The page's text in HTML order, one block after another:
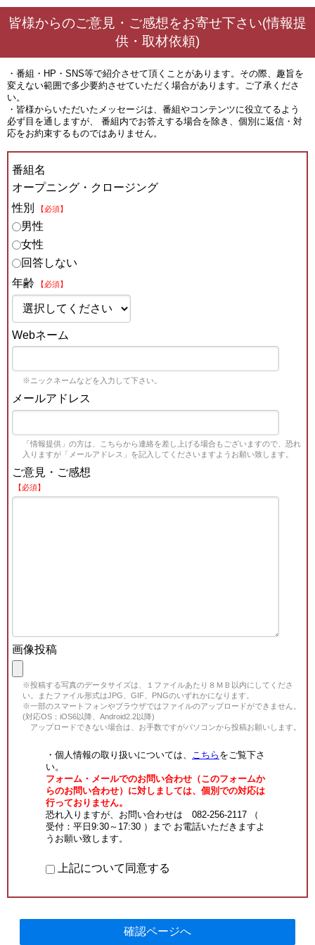
皆様からのご意見・ご感想をお寄せ下さい(情報提
供・取材依頼)
・番組・HP・SNS等で紹介させて頂くことがあります。その際、趣旨を
変えない範囲で多少要約させていただく場合があります。ご了承くださ
い。
・皆様からいただいたメッセージは、番組やコンテンツに役立てるよう
必ず目を通しますが、 番組内でお答えする場合を除き、個別に返信・対
応をお約束するものではありません。
番組名
オープニング・クロージング
性別
【必須】
男性
女性
回答しない
年齢
【必須】
Webネーム
※ニックネームなどを入力して下さい。
メールアドレス
「情報提供」の方は、こちらから連絡を差し上げる場合もございますので、恐れ
入りますが「メールアドレス」を記入してくださいますようお願い致します。
ご意見・ご感想
【必須】
画像投稿
※投稿する写真のデータサイズは、１ファイルあたり８ＭＢ以内にしてくださ
い。またファイル形式はJPG、GIF、PNGのいずれかになります。
※一部のスマートフォンやブラウザではファイルのアップロードができません。
(対応OS：iOS6以降、Android2.2以降)
アップロードできない場合は、お手数ですがパソコンから投稿お願いします。
・個人情報の取り扱いについては、 こちら をご覧下さ
い。
フォーム・メールでのお問い合わせ（このフォームか
らのお問い合わせ）に対しましては、個別での対応は
行っておりません。
恐れ入りますが、お問い合わせは 082-256-2117 （
受付：平日9:30～17:30 ）まで お電話いただきますよ
うお願い致します。
上記について同意する
確認ページへ